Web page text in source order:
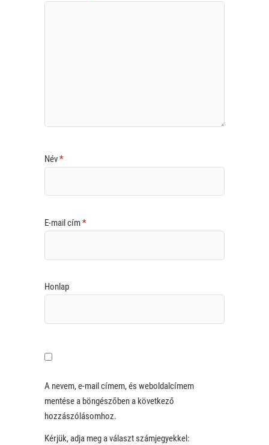
Név*
E-mail cím*
Honlap
A nevem, e-mail címem, és weboldalcímem
mentése a böngészőben a következő
hozzászólásomhoz.
Kérjük, adja meg a választ számjegyekkel: